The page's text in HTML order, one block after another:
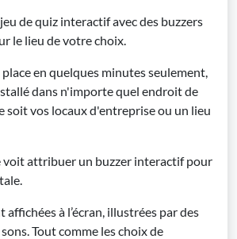
de quiz interactif avec des buzzers
le lieu de votre choix.
en quelques minutes seulement,
dans n'importe quel endroit de
soit vos locaux d'entreprise ou un lieu
voit attribuer un buzzer interactif pour
affichées à l’écran, illustrées par des
Tout comme les choix de